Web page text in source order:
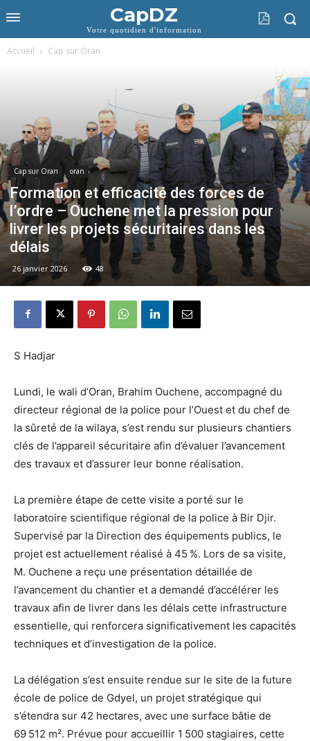
CapDZ
Votre quotidien d'information
Accueil Cap sur Oran
Cap sur Oran oran
Formation et efficacité des forces de
l’ordre – Ouchene met la pression pour
livrer les projets sécuritaires dans les
délais
26 janvier 2026 48
S Hadjar
Lundi, le wali d’Oran, Brahim Ouchene, accompagné du
directeur régional de la police pour l’Ouest et du chef de
la sûreté de la wilaya, s’est rendu sur plusieurs chantiers
clés de l’appareil sécuritaire afin d’évaluer l’avancement
des travaux et d’assurer leur bonne réalisation.
La première étape de cette visite a porté sur le
laboratoire scientifique régional de la police à Bir Djir.
Supervisé par la Direction des équipements publics, le
projet est actuellement réalisé à 45 %. Lors de sa visite,
M. Ouchene a reçu une présentation détaillée de
l’avancement du chantier et a demandé d’accélérer les
travaux afin de livrer dans les délais cette infrastructure
essentielle, qui renforcera significativement les capacités
techniques et d’investigation de la police.
La délégation s’est ensuite rendue sur le site de la future
école de police de Gdyel, un projet stratégique qui
s’étendra sur 42 hectares, avec une surface bâtie de
69 512 m². Prévue pour accueillir 1 500 stagiaires, cette